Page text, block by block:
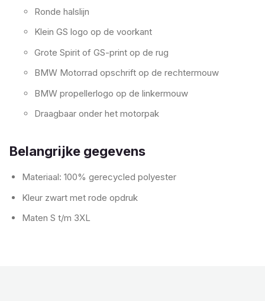
Ronde halslijn
Klein GS logo op de voorkant
Grote Spirit of GS-print op de rug
BMW Motorrad opschrift op de rechtermouw
BMW propellerlogo op de linkermouw
Draagbaar onder het motorpak
Belangrijke gegevens
Materiaal: 100% gerecycled polyester
Kleur zwart met rode opdruk
Maten S t/m 3XL